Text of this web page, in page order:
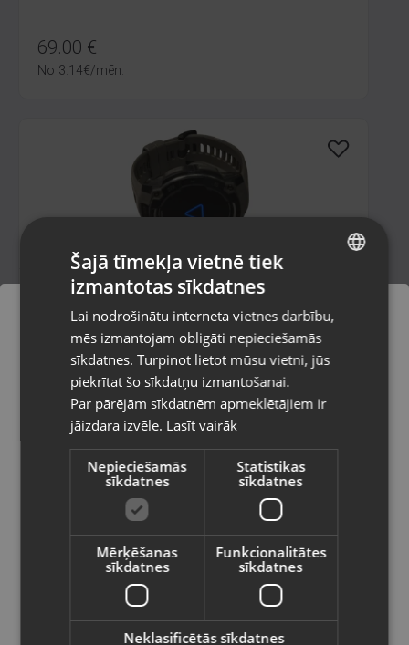
69.00 €
No 3.14€/mēn.
Garmin Instinct 3
Limbaži, Rīgas iela 7
Stāvoklis Lietots (Garantija 6 mēneši)
260.00€
€ /mēn.
GarminFenix 5s Plus
Pasūtījumi tiks piegādāti uz
izvēlēto valsti
Vietnes saturs būs attēlots izvēlētajā
valodā
Valsts
Latviešu / Latvian
RUSSIAN
Šajā tīmekļa vietnē tiek
izmantotas sīkdatnes
Lai nodrošinātu interneta vietnes darbību,
mēs izmantojam obligāti nepieciešamās
sīkdatnes. Turpinot lietot mūsu vietni, jūs
piekrītat šo sīkdatņu izmantošanai.
Par pārējām sīkdatnēm apmeklētājiem ir
jāizdara izvēle. Lasīt vairāk
Nepieciešamās
sīkdatnes
Statistikas
sīkdatnes
Mērķēšanas
sīkdatnes
Funkcionalitātes
sīkdatnes
Neklasificētās sīkdatnes